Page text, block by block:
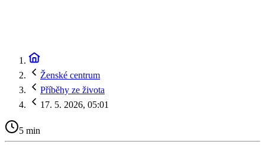
Ženské centrum
Příběhy ze života
17. 5. 2026, 05:01
5 min